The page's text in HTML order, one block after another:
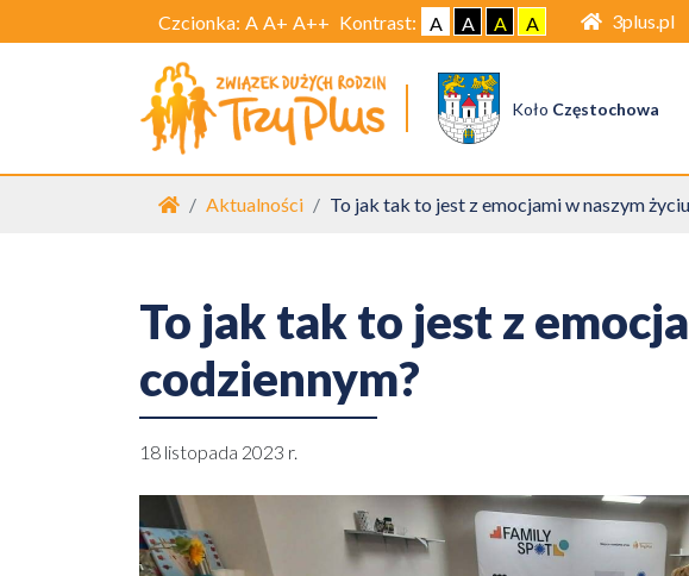
Czcionka: A A+ A++ Kontrast: A A A A 3plus.pl
Koło Częstochowa
Strona główna
Aktualności To jak tak to jest z emocjami w naszym
To jak tak to jest z
codziennym?
18 listopada 2023 r.